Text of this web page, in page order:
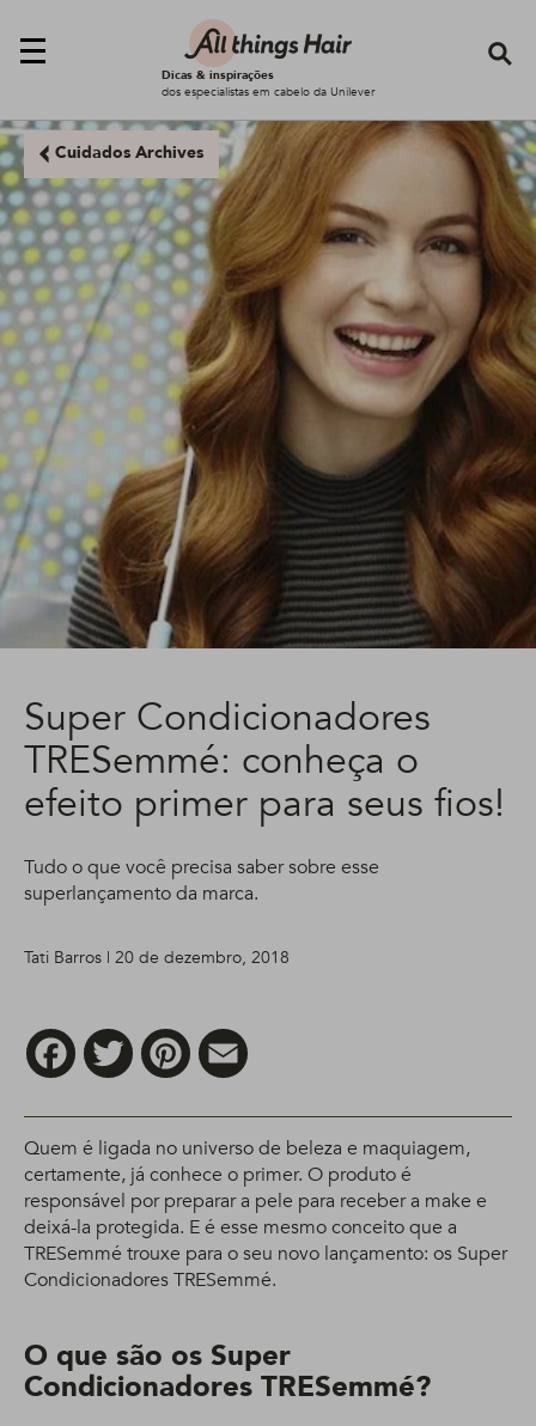
Dicas & inspirações
dos especialistas em cabelo da Unilever
Cuidados Archives
Super Condicionadores
TRESemmé: conheça o
efeito primer para seus fios!
Tudo o que você precisa saber sobre esse
superlançamento da marca.
Tati Barros | 20 de dezembro, 2018
FacebookTwitter Pinterest
Quem é ligada no universo de beleza e maquiagem,
certamente, já conhece o primer. O produto é
responsável por preparar a pele para receber a make e
deixá-la protegida. E é esse mesmo conceito que a
TRESemmé trouxe para o seu novo lançamento: os Super
Condicionadores TRESemmé.
O que são os Super
Condicionadores TRESemmé?